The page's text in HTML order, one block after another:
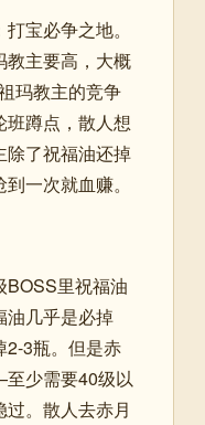
宝必争之地。
教主要高，大概
玛教主的竞争
蹲点，散人想
除了祝福油还掉
一次就血赚。
BOSS里祝福油
油几乎是必掉
2-3瓶。但是赤
少需要40级以
。散人去赤月